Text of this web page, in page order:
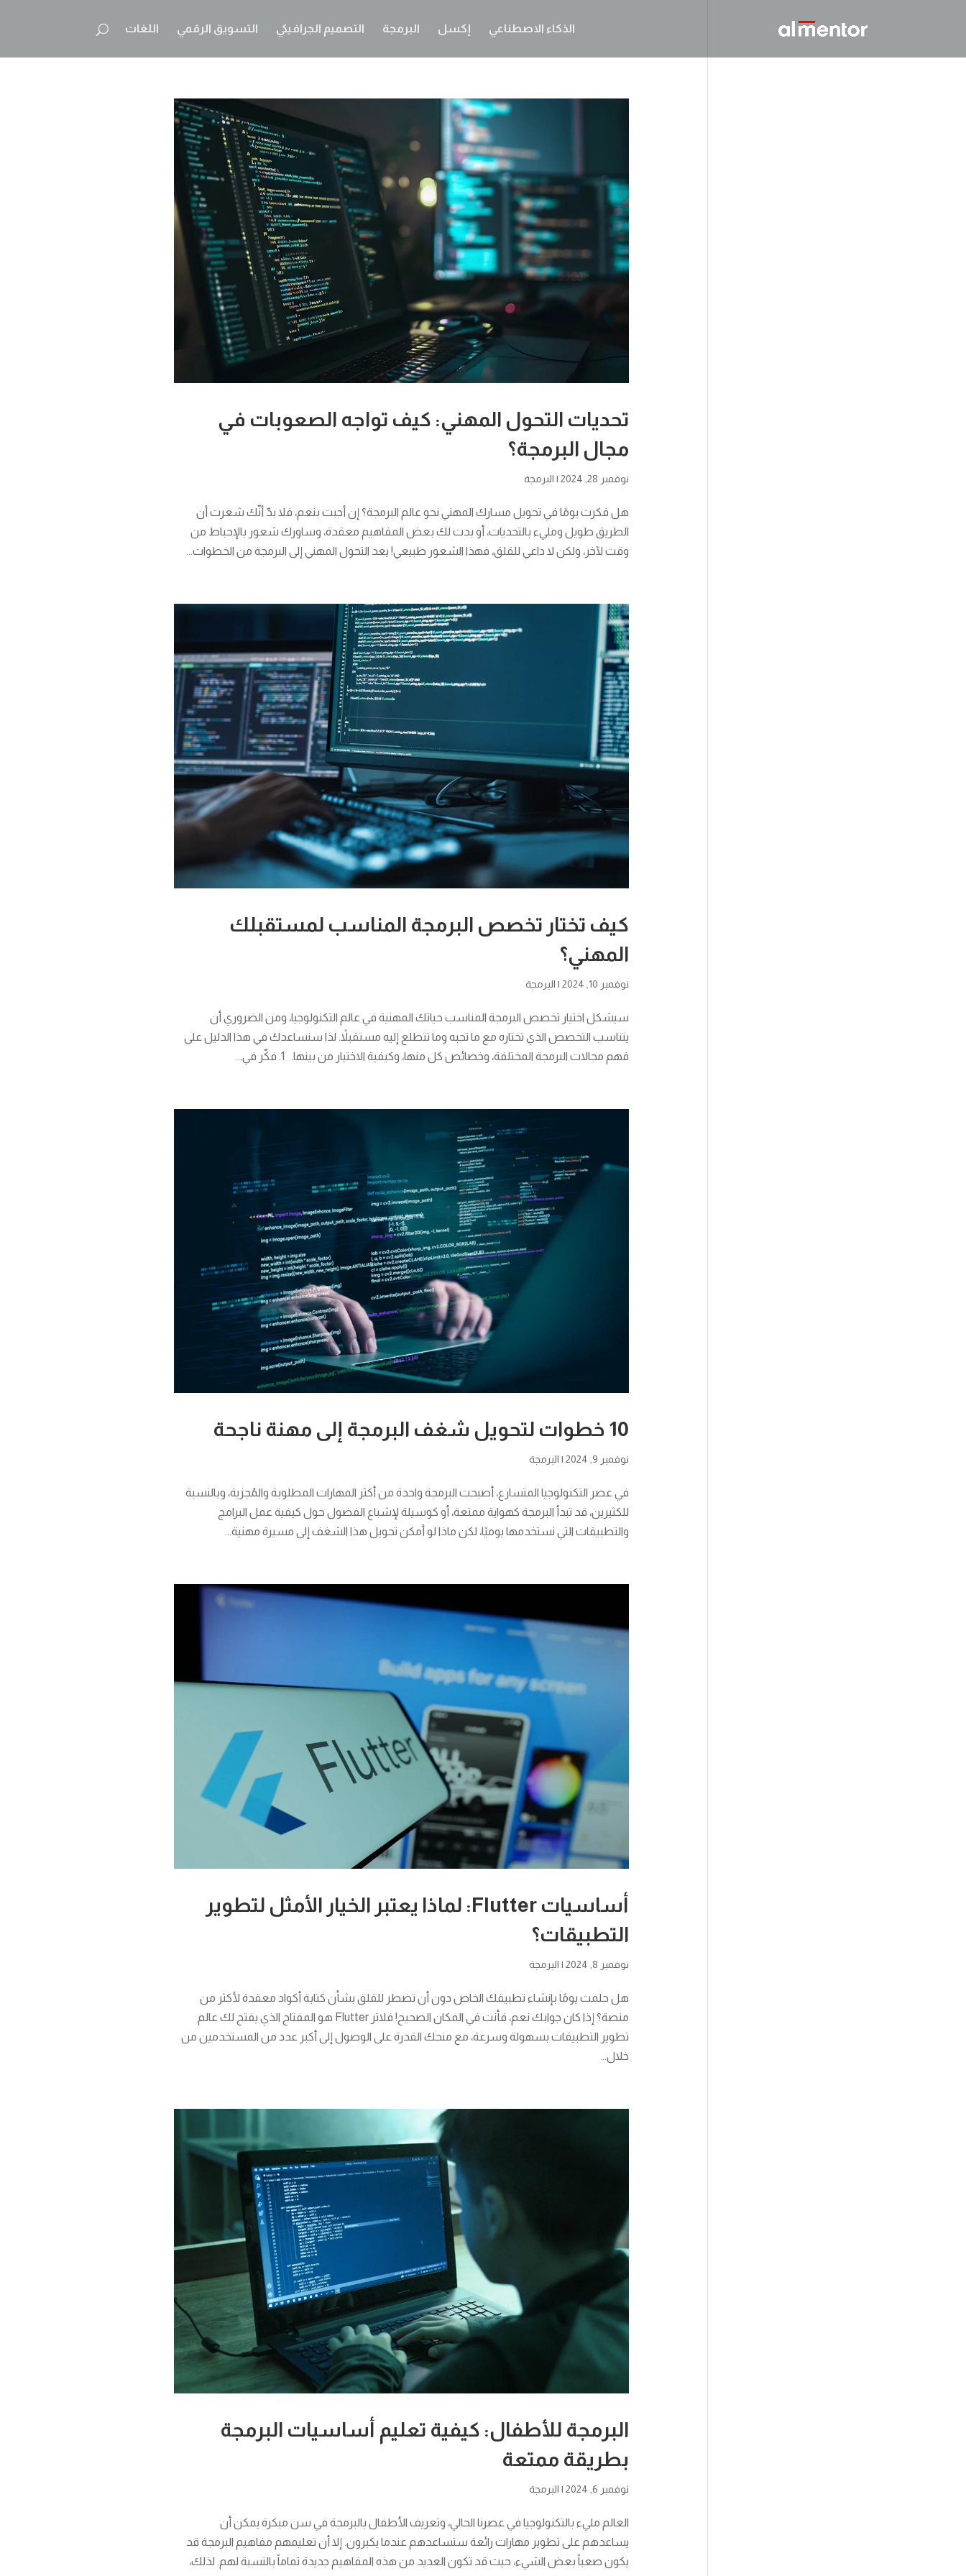
الذكاء الاصطناعي إكسل البرمجة التصميم الجرافيكي التسويق الرقمي اللغات
تحديات التحول المهني: كيف تواجه الصعوبات في
مجال البرمجة؟
نوفمبر 28, 2024 | البرمجة
هل فكرت يومًا في تحويل مسارك المهني نحو عالم البرمجة؟ إن أجبت بنعم، فلا بدّ أنّك شعرت أن
الطريق طويل ومليء بالتحديات، أو بدت لك بعض المفاهيم معقدة، وساورك شعور بالإحباط من
وقت لآخر، ولكن لا داعي للقلق، فهذا الشعور طبيعي! يعد التحول المهني إلى البرمجة من الخطوات...
كيف تختار تخصص البرمجة المناسب لمستقبلك
المهني؟
نوفمبر 10, 2024 | البرمجة
سيشكل اختيار تخصص البرمجة المناسب حياتك المهنية في عالم التكنولوجيا، ومن الضروري أن
يتناسب التخصص الذي تختاره مع ما تحبه وما تتطلع إليه مستقبلاً. لذا سنساعدك في هذا الدليل على
فهم مجالات البرمجة المختلفة، وخصائص كل منها، وكيفية الاختيار من بينها. 1. فكّر في...
10 خطوات لتحويل شغف البرمجة إلى مهنة ناجحة
نوفمبر 9, 2024 | البرمجة
في عصر التكنولوجيا المتسارع، أصبحت البرمجة واحدة من أكثر المهارات المطلوبة والمُجزية، وبالنسبة
للكثيرين، قد تبدأ البرمجة كهواية ممتعة، أو كوسيلة لإشباع الفضول حول كيفية عمل البرامج
والتطبيقات التي نستخدمها يوميًا، لكن ماذا لو أمكن تحويل هذا الشغف إلى مسيرة مهنية...
أساسيات Flutter: لماذا يعتبر الخيار الأمثل لتطوير
التطبيقات؟
نوفمبر 8, 2024 | البرمجة
هل حلمت يومًا بإنشاء تطبيقك الخاص دون أن تضطر للقلق بشأن كتابة أكواد معقدة لأكثر من
منصة؟ إذا كان جوابك نعم، فأنت في المكان الصحيح! فلاتر Flutter هو المفتاح الذي يفتح لك عالم
تطوير التطبيقات بسهولة وسرعة، مع منحك القدرة على الوصول إلى أكبر عدد من المستخدمين من
خلال...
البرمجة للأطفال: كيفية تعليم أساسيات البرمجة
بطريقة ممتعة
نوفمبر 6, 2024 | البرمجة
العالم مليء بالتكنولوجيا في عصرنا الحالي، وتعريف الأطفال بالبرمجة في سن مبكرة يمكن أن
يساعدهم على تطوير مهارات رائعة ستساعدهم عندما يكبرون. إلا أن تعليمهم مفاهيم البرمجة قد
يكون صعباً بعض الشيء، حيث قد تكون العديد من هذه المفاهيم جديدة تماماً بالنسبة لهم. لذلك،